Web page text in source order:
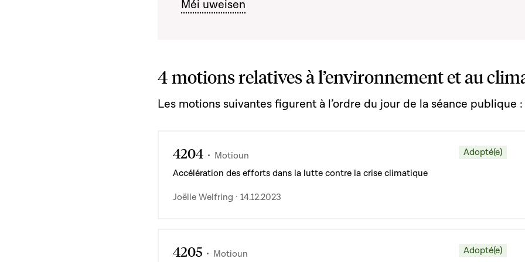
Méi uweisen
4 motions relatives à l’environnement et au
Les motions suivantes figurent à l’ordre du jour de la séance publique :
4204 Motioun
Adopté(e)
Accélération des efforts dans la lutte contre la crise climatique
Joëlle Welfring · 14.12.2023
4205 Motioun Adopté(e)